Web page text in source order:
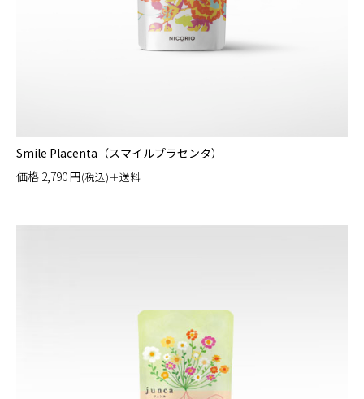
Smile Placenta（スマイルプラセンタ）
価格 2,790円(税込)＋送料